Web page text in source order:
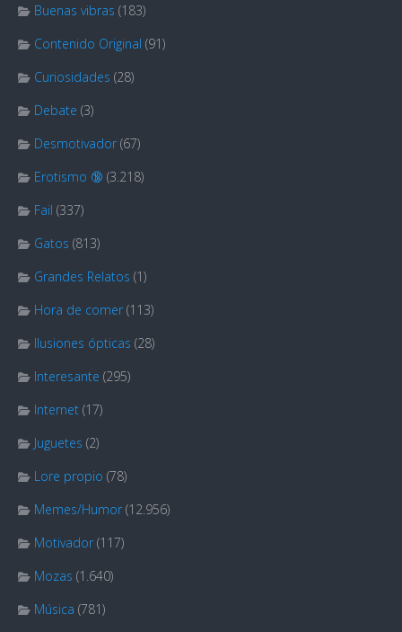
Buenas vibras (183)
Contenido Original (91)
Curiosidades (28)
Debate (3)
Desmotivador (67)
Erotismo 🔞 (3.218)
Fail (337)
Gatos (813)
Grandes Relatos (1)
Hora de comer (113)
Ilusiones ópticas (28)
Interesante (295)
Internet (17)
Juguetes (2)
Lore propio (78)
Memes/Humor (12.956)
Motivador (117)
Mozas (1.640)
Música (781)